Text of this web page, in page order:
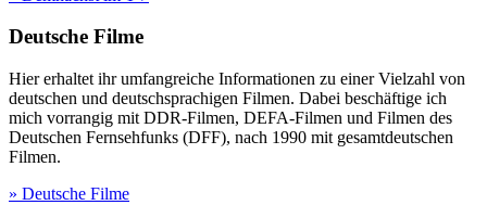
Deutsche Filme
Hier erhaltet ihr umfangreiche Informationen zu einer Vielzahl von
deutschen und deutschsprachigen Filmen. Dabei beschäftige ich
mich vorrangig mit DDR-Filmen, DEFA-Filmen und Filmen des
Deutschen Fernsehfunks (DFF), nach 1990 mit gesamtdeutschen
Filmen.
» Deutsche Filme